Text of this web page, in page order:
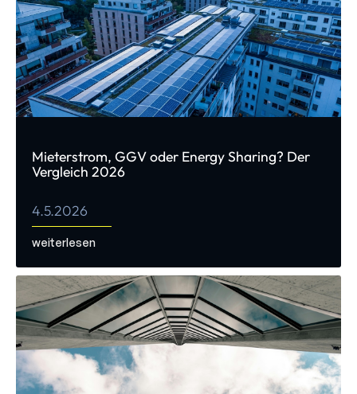
Mieterstrom, GGV oder Energy Sharing? Der
Vergleich 2026
4.5.2026
weiterlesen